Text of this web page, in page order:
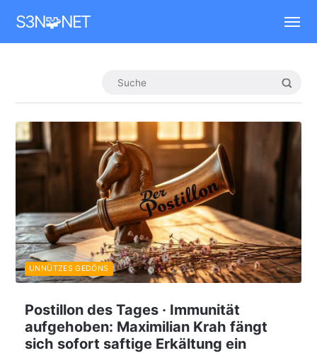
S3N🧩NET
Postillon des Tages · Immunität
aufgehoben: Maximilian Krah fängt
sich sofort saftige Erkältung ein
UNNÜTZES GEDÖNS